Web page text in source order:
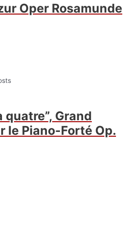
Oper Rosamunde
quatre”, Grand
le Piano-Forté Op.